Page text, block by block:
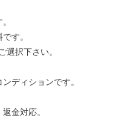
す。
択下さい。
ディションです。
金対応。